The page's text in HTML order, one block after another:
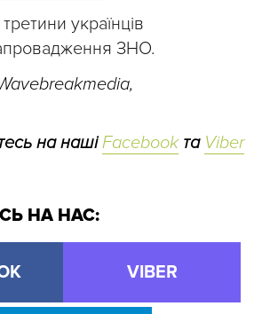
українців
ЗНО.
на нашіFacebookта Viber
НА НАС:
VIBER